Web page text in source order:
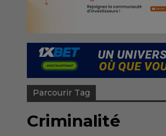
Parcourir Tag
Criminalité